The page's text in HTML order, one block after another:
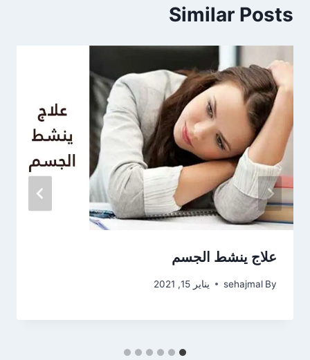
Similar Posts
علاج ينشط الجسم
By
sehajmal يناير 15, 2021